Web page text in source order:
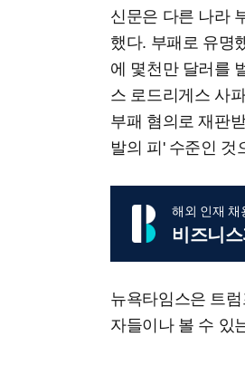
신문은 다른 나라
했다. 부패로 유명
에 몇천만 달러를
스 로드리게스 사
부패 혐의로 재판
발의 피' 수준인 것
해외 인재 채
비즈니
뉴욕타임스은 트
자들이나 볼 수 있